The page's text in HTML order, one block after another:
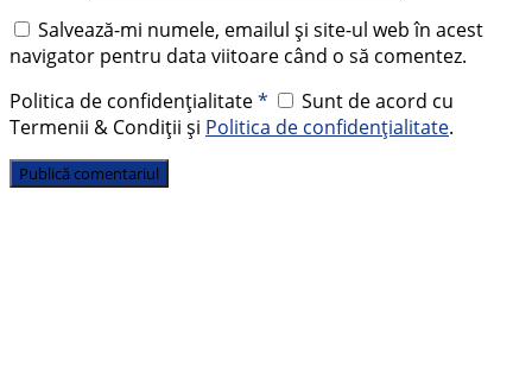
Salvează-mi numele, emailul și site-ul web în acest
navigator pentru data viitoare când o să comentez.
Politica de confidențialitate*
Sunt de acord cu
Termenii & Condiții și Politica de confidențialitate.